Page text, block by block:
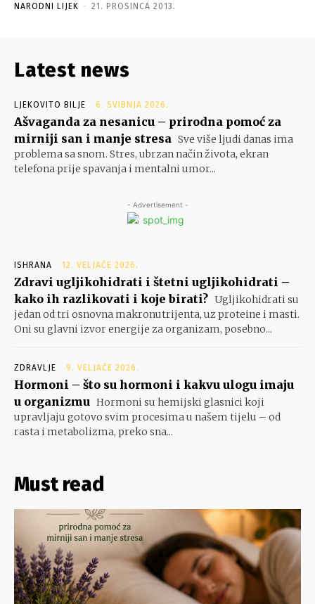
NARODNI LIJEK - 21. PROSINCA 2013.
Latest news
LJEKOVITO BILJE 6. SVIBNJA 2026.
Ašvaganda za nesanicu – prirodna pomoć za
mirniji san i manje stresa Sve više ljudi danas ima
problema sa snom. Stres, ubrzan način života, ekran
telefona prije spavanja i mentalni umor...
- Advertisement -
ISHRANA 12. VELJAČE 2026.
Zdravi ugljikohidrati i štetni ugljikohidrati –
kako ih razlikovati i koje birati? Ugljikohidrati su
jedan od tri osnovna makronutrijenta, uz proteine i masti.
Oni su glavni izvor energije za organizam, posebno...
ZDRAVLJE 9. VELJAČE 2026.
Hormoni – što su hormoni i kakvu ulogu imaju
u organizmu Hormoni su hemijski glasnici koji
upravljaju gotovo svim procesima u našem tijelu – od
rasta i metabolizma, preko sna...
Must read